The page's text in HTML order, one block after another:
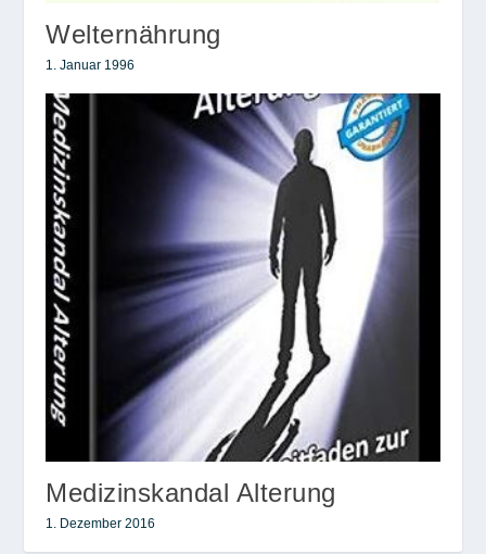
Welternährung
1. Januar 1996
Medizinskandal Alterung
1. Dezember 2016